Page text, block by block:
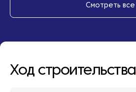
Смотреть все
Ход строительства